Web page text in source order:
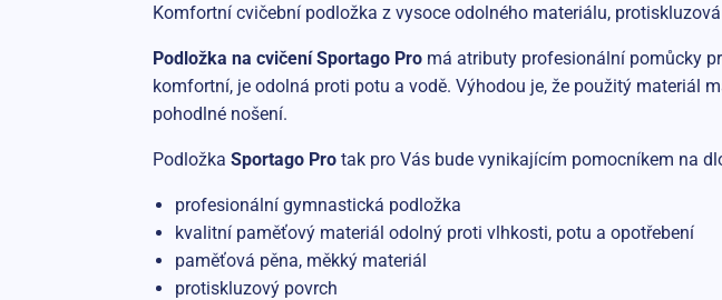
Komfortní cvičební podložka z vysoce odolného materiálu,
Podložka na cvičení Sportago Promá atributy profesionální pomůcky
komfortní, je odolná proti potu a vodě. Výhodou je, že použitý materiál
pohodlné nošení.
Podložka Sportago Protak pro Vás bude vynikajícím pomocníkem na
profesionální gymnastická podložka
kvalitní paměťový materiál odolný proti vlhkosti, potu a opotřebení
paměťová pěna, měkký materiál
protiskluzový povrch